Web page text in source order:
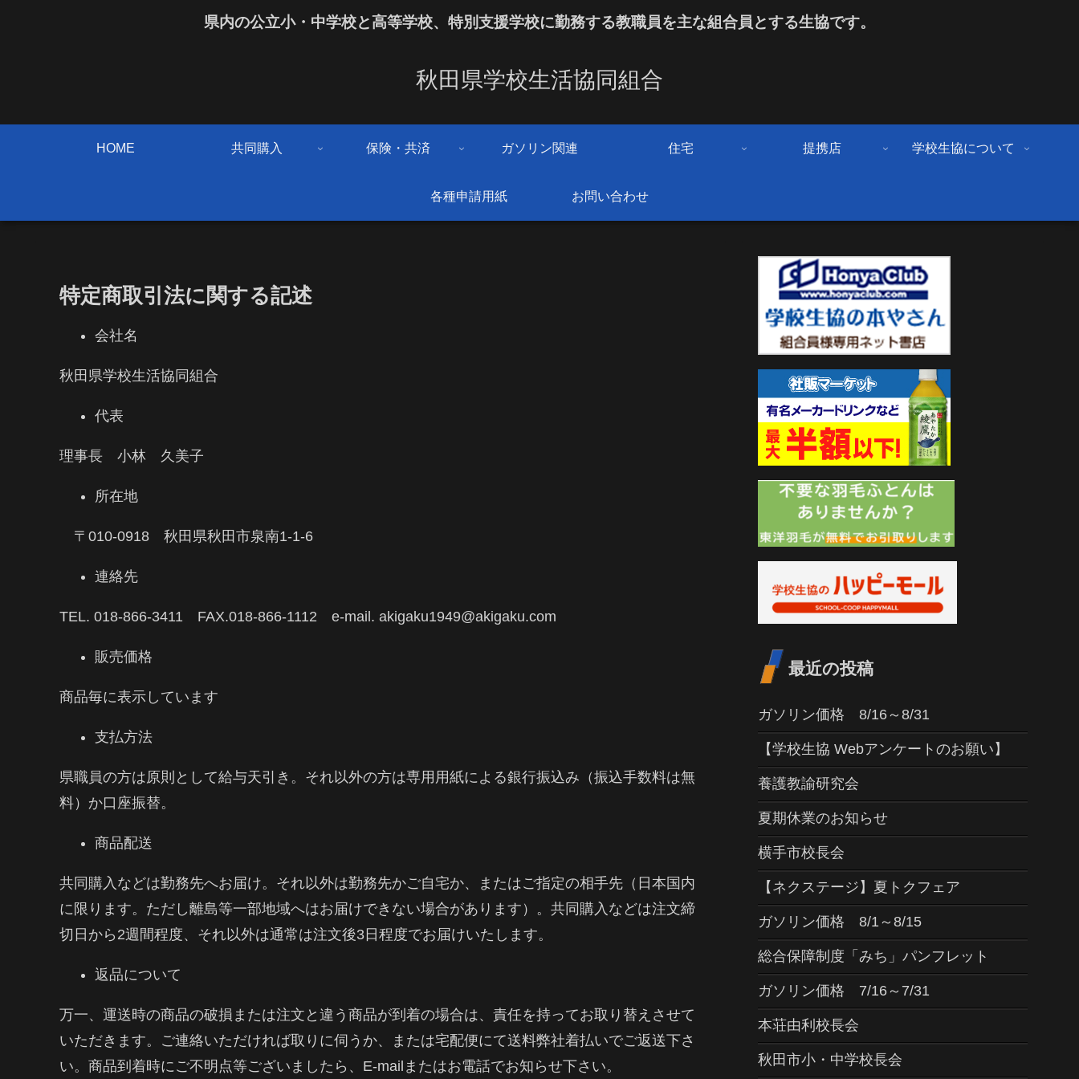
県内の公立小・中学校と高等学校、特別支援学校に勤務する教職員を主な組合員とする生協です。
秋田県学校生活協同組合
HOME 共同購入 保険・共済 ガソリン関連 住宅 提携店 学校生協について
各種申請用紙 お問い合わせ
特定商取引法に関する記述
会社名
秋田県学校生活協同組合
代表
理事長 小林 久美子
所在地
〒010-0918 秋田県秋田市泉南1-1-6
連絡先
TEL. 018-866-3411 FAX.018-866-1112 e-mail. akigaku1949@akigaku.com
販売価格
商品毎に表示しています
支払方法
県職員の方は原則として給与天引き。それ以外の方は専用用紙による銀行振込み（振込手数料は無
料）か口座振替。
商品配送
共同購入などは勤務先へお届け。それ以外は勤務先かご自宅か、またはご指定の相手先（日本国内
に限ります。ただし離島等一部地域へはお届けできない場合があります）。共同購入などは注文締
切日から2週間程度、それ以外は通常は注文後3日程度でお届けいたします。
返品について
万一、運送時の商品の破損または注文と違う商品が到着の場合は、責任を持ってお取り替えさせて
いただきます。ご連絡いただければ取りに伺うか、または宅配便にて送料弊社着払いでご返送下さ
い。商品到着時にご不明点等ございましたら、E-mailまたはお電話でお知らせ下さい。
最近の投稿
ガソリン価格 8/16～8/31
【学校生協 Webアンケートのお願い】
養護教諭研究会
夏期休業のお知らせ
横手市校長会
【ネクステージ】夏トクフェア
ガソリン価格 8/1～8/15
総合保障制度「みち」パンフレット
ガソリン価格 7/16～7/31
本荘由利校長会
秋田市小・中学校長会